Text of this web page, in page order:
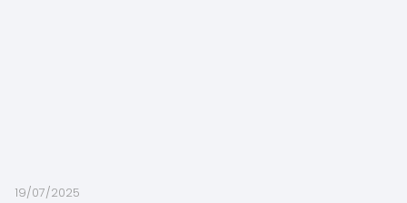
19/07/2025